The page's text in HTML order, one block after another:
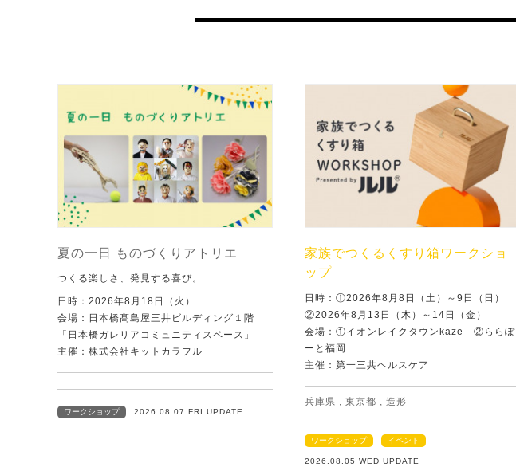
夏の一日 ものづくりアトリエ
つくる楽しさ、発見する喜び。
日時：2026年8月18日（火）
会場：日本橋髙島屋三井ビルディング１階
「日本橋ガレリアコミュニティスペース」
主催：株式会社キットカラフル
ワークショップ 2026.08.07 FRI UPDATE
家族でつくるくすり箱ワークショ
ップ
日時：①2026年8月8日（土）～9日（日）
②2026年8月13日（木）～14日（金）
会場：①イオンレイクタウンkaze ②ららぽ
ーと福岡
主催：第一三共ヘルスケア
兵庫県 , 東京都 , 造形
ワークショップ イベント
2026.08.05 WED UPDATE